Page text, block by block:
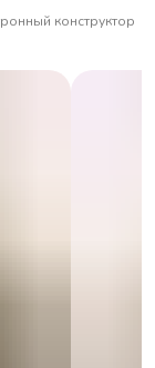
конструктор